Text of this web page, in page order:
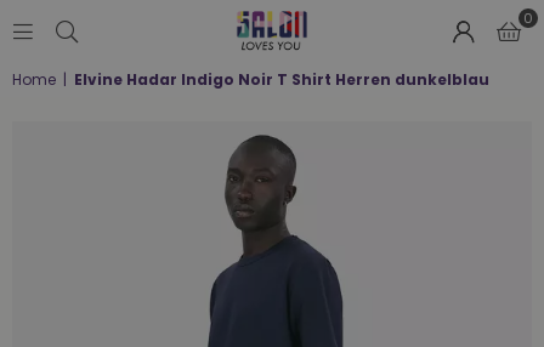
LOVES
;-)
0
Home | Elvine Hadar Indigo Noir T Shirt Herren dunkelblau